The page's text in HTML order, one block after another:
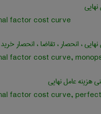
factor cost curve
، انحصار ، تقاضا ، انحصار خرید
factor cost curve,
هزینه عامل نهایی
factor cost curve,